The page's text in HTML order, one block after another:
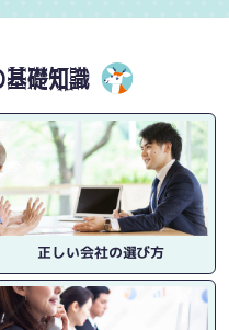
基礎知識
正しい会社の選び方